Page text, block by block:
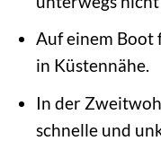
Auf einem Boot
in Küstennähe.
In der
schnelle und